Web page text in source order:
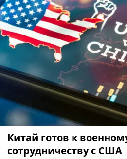
Китай готов к
сотрудничеству с США